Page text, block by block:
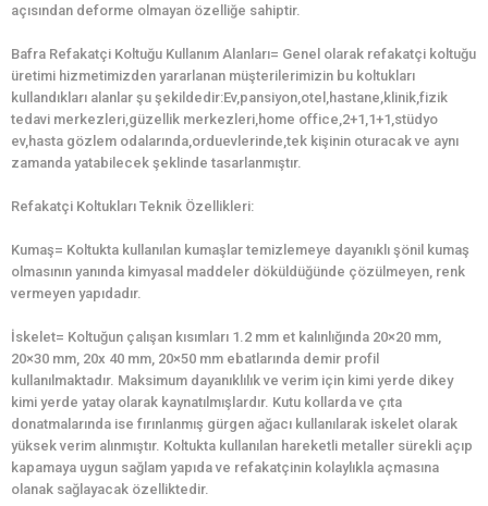
açısından deforme olmayan özelliğe sahiptir.
Bafra Refakatçi Koltuğu Kullanım Alanları= Genel olarak refakatçi koltuğu
üretimi hizmetimizden yararlanan müşterilerimizin bu koltukları
kullandıkları alanlar şu şekildedir:Ev,pansiyon,otel,hastane,klinik,fizik
tedavi merkezleri,güzellik merkezleri,home office,2+1,1+1,stüdyo
ev,hasta gözlem odalarında,orduevlerinde,tek kişinin oturacak ve aynı
zamanda yatabilecek şeklinde tasarlanmıştır.
Refakatçi Koltukları Teknik Özellikleri:
Kumaş= Koltukta kullanılan kumaşlar temizlemeye dayanıklı şönil kumaş
olmasının yanında kimyasal maddeler döküldüğünde çözülmeyen, renk
vermeyen yapıdadır.
İskelet= Koltuğun çalışan kısımları 1.2 mm et kalınlığında 20×20 mm,
20×30 mm, 20x 40 mm, 20×50 mm ebatlarında demir profil
kullanılmaktadır. Maksimum dayanıklılık ve verim için kimi yerde dikey
kimi yerde yatay olarak kaynatılmışlardır. Kutu kollarda ve çıta
donatmalarında ise fırınlanmış gürgen ağacı kullanılarak iskelet olarak
yüksek verim alınmıştır. Koltukta kullanılan hareketli metaller sürekli açıp
kapamaya uygun sağlam yapıda ve refakatçinin kolaylıkla açmasına
olanak sağlayacak özelliktedir.